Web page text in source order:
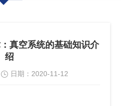
真空系统的基础知识介
绍
日期： 2020-11-12